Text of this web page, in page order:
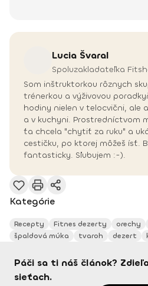
Lucia Švaral
Spoluzakladateľka
Som inštruktorkou rôznych
trénerkou a výživovou
hodiny nielen v telocvični, ale
a v kuchyni. Prostredníctvom
ťa chcela "chytiť za ruku" a
cestičku, po ktorej môžeš ísť.
fantasticky. Sľubujem :-).
Kategórie
Recepty Fitnes dezerty orechy
špaldová múka
tvaroh dezert
Páči sa ti náš článok?
sieťach.